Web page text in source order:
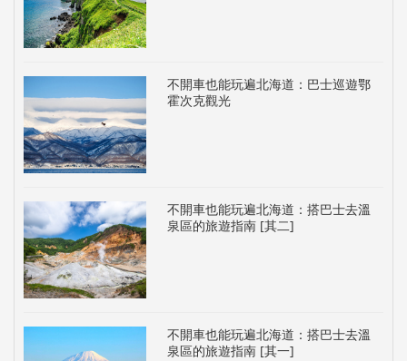
不開車也能玩遍北海道：巴士巡遊鄂
霍次克觀光
不開車也能玩遍北海道：搭巴士去溫
泉區的旅遊指南 [其二]
不開車也能玩遍北海道：搭巴士去溫
泉區的旅遊指南 [其一]